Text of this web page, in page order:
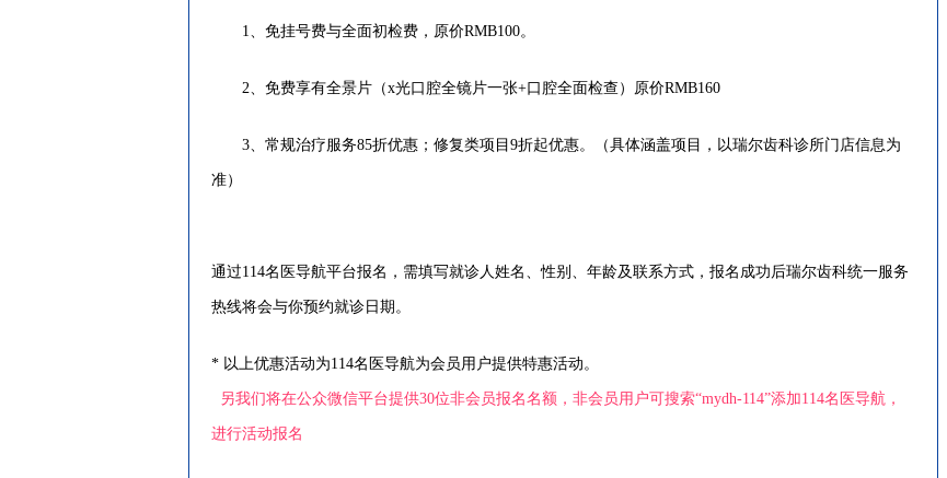
1、免挂号费与全面初检费，原价RMB100。
2、免费享有全景片（x光口腔全镜片一张+口腔全面检查）原价RMB160
3、常规治疗服务85折优惠；修复类项目9折起优惠。（具体涵盖项目，以瑞尔齿科诊所门店信息为
准）
通过114名医导航平台报名，需填写就诊人姓名、性别、年龄及联系方式，报名成功后瑞尔齿科统一服务
热线将会与你预约就诊日期。
* 以上优惠活动为114名医导航为会员用户提供特惠活动。
另我们将在公众微信平台提供30位非会员报名名额，非会员用户可搜索“mydh-114”添加114名医导航，
进行活动报名